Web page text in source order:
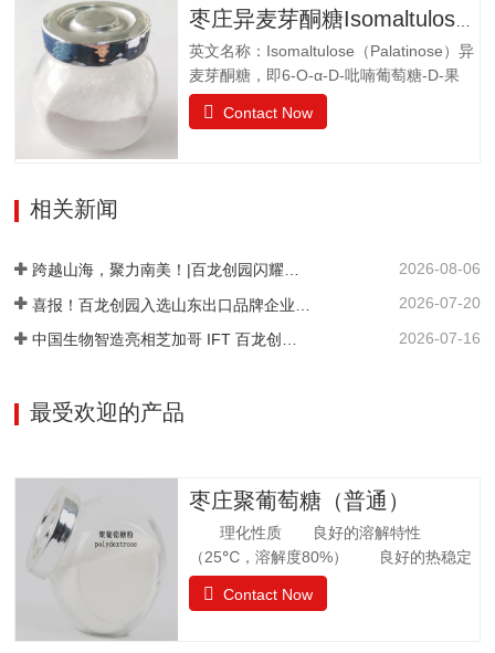
小，效果显著，不会破坏原有食品的风
味。添加在焙烤食品中，可保持水分，…
用于功能食品、营养保健食品、冷饮食品
以及低热值食品和运动型饮料配方中。结
晶果糖质量标准GBT20882.3项目要求外观
白色晶体或结晶性粉末气味具有产品特有
的气味果糖（占干基比）/% ≥99.0干燥失
重/%≤0.5pH值4.0~7.05-羟甲基糠醛（以吸
英文名称：Isomaltulose（Palatinose）异
麦芽酮糖，即6-O-α-D-吡喃葡萄糖-D-果
糖，是一种结晶状的还原性二糖，由葡萄
糖与果糖以α-1,6糖苷键结合而成。分子式
能力很强。热稳定比蔗糖略差，不被大多
数细菌和酵母所发酵。遮蔽异味，平衡口
感和风味。在高温下长时间加热比蔗糖稍
易容易着色。 法规许可中国：食品添加剂
Contact Now
相关新闻
跨越山海，聚力南美！|百龙创园闪耀巴西 FiSA 南美食品配料展，深耕健康配料市场 2026-08-06
2026-07-20
2026-07-16
最受欢迎的产品
枣庄聚葡萄糖（普通）
理化性质 良好的溶解特性
（25℃，溶解度80%） 良好的热稳定
性 环境湿度高，充分吸水 法规
许可 57个国家批准应用聚葡萄糖.
Contact Now